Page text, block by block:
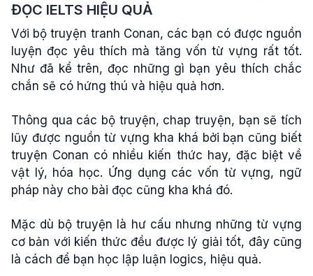
ĐỌC IELTS HIỆU QUẢ
Với bộ truyện tranh Conan, các bạn có được nguồn
luyện đọc yêu thích mà tăng vốn từ vựng rất tốt.
Như đã kể trên, đọc những gì bạn yêu thích chắc
chắn sẽ có hứng thú và hiệu quả hơn.
Thông qua các bộ truyện, chap truyện, bạn sẽ tích
lũy được nguồn từ vựng kha khá bởi bạn cũng biết
truyện Conan có nhiều kiến thức hay, đặc biệt về
vật lý, hóa học. Ứng dụng các vốn từ vựng, ngữ
pháp này cho bài đọc cũng kha khá đó.
Mặc dù bộ truyện là hư cấu nhưng những từ vựng
cơ bản với kiến thức đều được lý giải tốt, đây cũng
là cách để bạn học lập luận logics, hiệu quả.